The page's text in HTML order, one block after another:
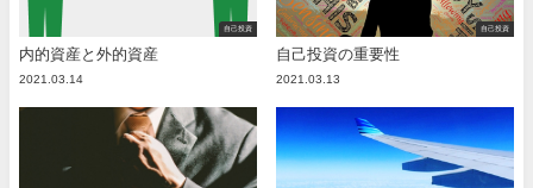
自己投資
内的資産と外的資産
2021.03.14
自己投資
自己投資の重要性
2021.03.13